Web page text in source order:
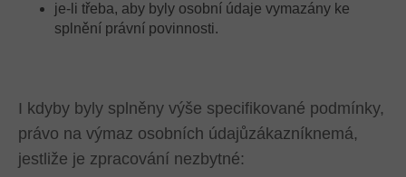
je-li třeba, aby byly osobní údaje vymazány ke
splnění právní povinnosti.
I kdyby byly splněny výše specifikované podmínky,
právo na výmaz osobních údajůzákazníknemá,
jestliže je zpracování nezbytné: